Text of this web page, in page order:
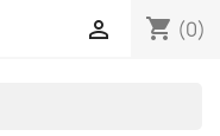
shopping_cart (0)
